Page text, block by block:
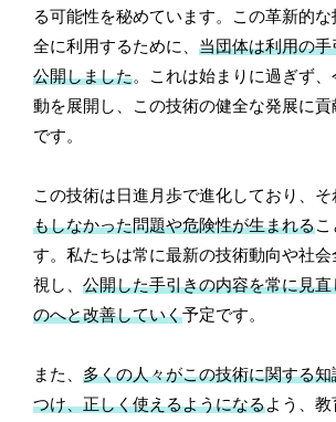
る可能性を秘めています。この革新的
全に利用するために、当団体は利用の
公開しました。これは始まりに過ぎず
動を展開し、この技術の健全な発展に
です。
この技術は日進月歩で進化しており、
もしなかった問題や危険性が生まれるこ
す。私たちは常に最新の技術動向や社
視し、公開した手引きの内容を常に見
のへと改善していく予定です。
また、多くの人々がこの技術に関する
つけ、正しく使えるようになるよう、